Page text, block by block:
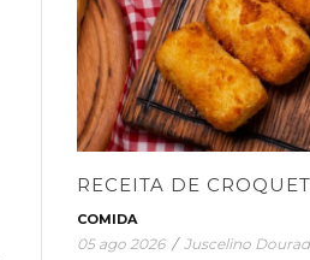
RECEITA DE
COMIDA
05 ago 2026 / Juscelino